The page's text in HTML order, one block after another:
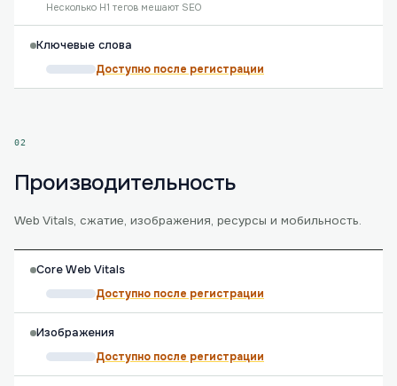
Несколько H1 тегов мешают SEO
Ключевые слова
Доступно после регистрации
02
Производительность
Web Vitals, сжатие, изображения, ресурсы и мобильность.
Core Web Vitals
Доступно после регистрации
Изображения
Доступно после регистрации